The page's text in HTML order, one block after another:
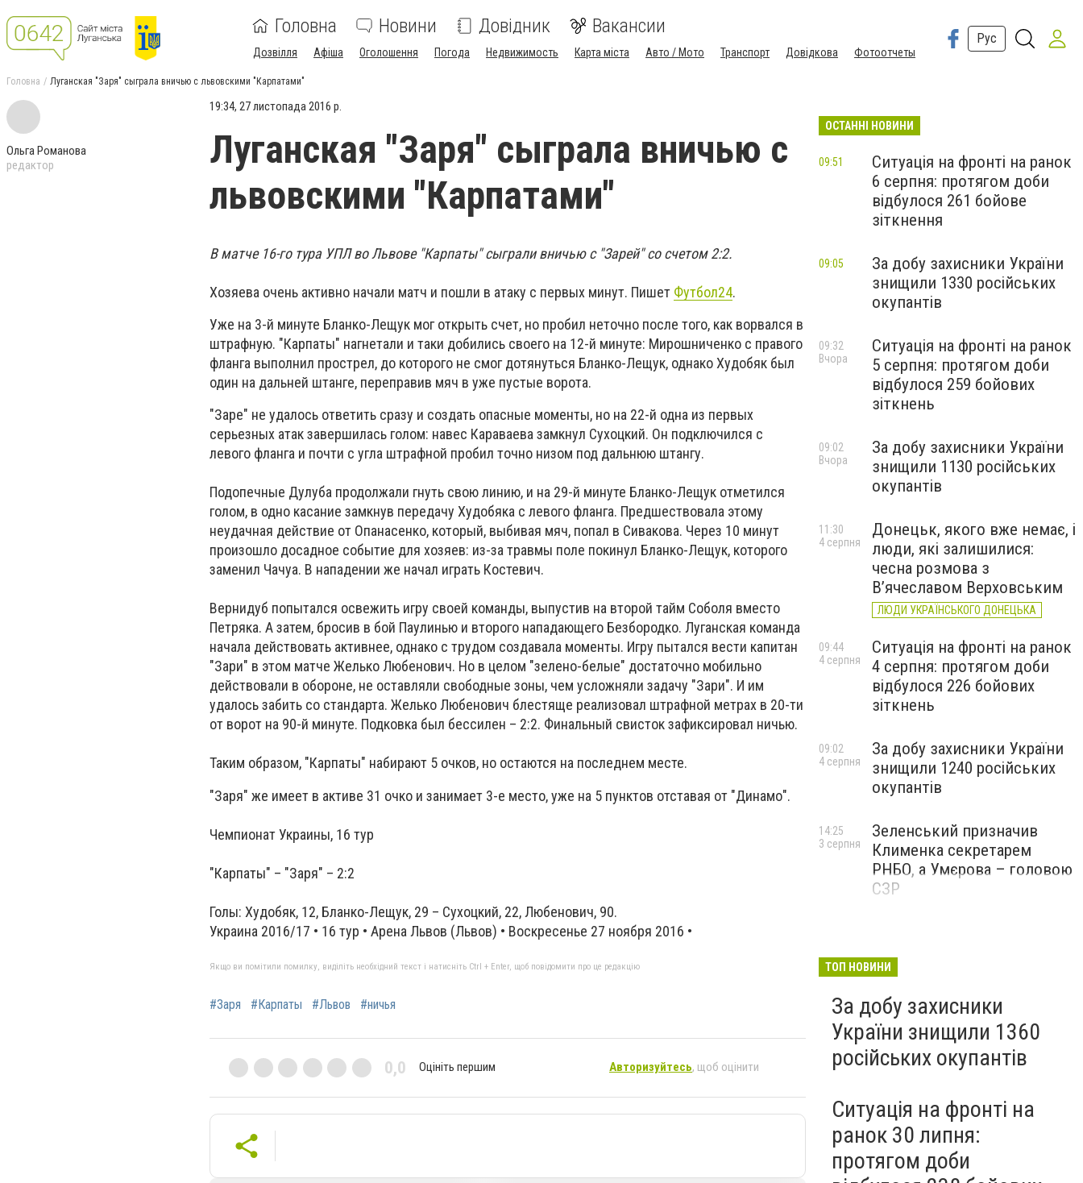
Головна Новини Довідник Вакансии
Дозвілля Афіша Оголошення Погода Недвижимость Карта міста Авто / Мото Транспорт Довідкова Фотоотчеты
Рус
Головна Луганская "Заря" сыграла вничью с львовскими "Карпатами"
Ольга Романова
редактор
19:34, 27 листопада 2016 р.
Луганская "Заря" сыграла вничью с
львовскими "Карпатами"
В матче 16-го тура УПЛ во Львове "Карпаты" сыграли вничью с "Зарей" со счетом 2:2.
Хозяева очень активно начали матч и пошли в атаку с первых минут. Пишет Футбол24.
Уже на 3-й минуте Бланко-Лещук мог открыть счет, но пробил неточно после того, как ворвался в
штрафную. "Карпаты" нагнетали и таки добились своего на 12-й минуте: Мирошниченко с правого
фланга выполнил прострел, до которого не смог дотянуться Бланко-Лещук, однако Худобяк был
один на дальней штанге, переправив мяч в уже пустые ворота.
"Заре" не удалось ответить сразу и создать опасные моменты, но на 22-й одна из первых
серьезных атак завершилась голом: навес Караваева замкнул Сухоцкий. Он подключился с
левого фланга и почти с угла штрафной пробил точно низом под дальнюю штангу.
Подопечные Дулуба продолжали гнуть свою линию, и на 29-й минуте Бланко-Лещук отметился
голом, в одно касание замкнув передачу Худобяка с левого фланга. Предшествовала этому
неудачная действие от Опанасенко, который, выбивая мяч, попал в Сивакова. Через 10 минут
произошло досадное событие для хозяев: из-за травмы поле покинул Бланко-Лещук, которого
заменил Чачуа. В нападении же начал играть Костевич.
Вернидуб попытался освежить игру своей команды, выпустив на второй тайм Соболя вместо
Петряка. А затем, бросив в бой Паулинью и второго нападающего Безбородко. Луганская команда
начала действовать активнее, однако с трудом создавала моменты. Игру пытался вести капитан
"Зари" в этом матче Желько Любенович. Но в целом "зелено-белые" достаточно мобильно
действовали в обороне, не оставляли свободные зоны, чем усложняли задачу "Зари". И им
удалось забить со стандарта. Желько Любенович блестяще реализовал штрафной метрах в 20-ти
от ворот на 90-й минуте. Подковка был бессилен – 2:2. Финальный свисток зафиксировал ничью.
Таким образом, "Карпаты" набирают 5 очков, но остаются на последнем месте.
"Заря" же имеет в активе 31 очко и занимает 3-е место, уже на 5 пунктов отставая от "Динамо".
Чемпионат Украины, 16 тур
"Карпаты" – "Заря" – 2:2
Голы: Худобяк, 12, Бланко-Лещук, 29 – Сухоцкий, 22, Любенович, 90.
Украина 2016/17 • 16 тур • Арена Львов (Львов) • Воскресенье 27 ноября 2016 •
Якщо ви помітили помилку, виділіть необхідний текст і натисніть Ctrl + Enter, щоб повідомити про це редакцію
#Заря #Карпаты #Львов #ничья
0,0 Оцініть першим Авторизуйтесь, щоб оцінити
ОСТАННІ НОВИНИ
Ситуація на фронті на ранок
6 серпня: протягом доби
відбулося 261 бойове
зіткнення
09:51
За добу захисники України
знищили 1330 російських
окупантів
09:05
Ситуація на фронті на ранок
5 серпня: протягом доби
відбулося 259 бойових
зіткнень
09:32
Вчора
За добу захисники України
знищили 1130 російських
окупантів
09:02
Вчора
Донецьк, якого вже немає, і
люди, які залишилися:
чесна розмова з
В’ячеславом Верховським
ЛЮДИ УКРАЇНСЬКОГО ДОНЕЦЬКА
11:30
4 серпня
Ситуація на фронті на ранок
4 серпня: протягом доби
відбулося 226 бойових
зіткнень
09:44
4 серпня
За добу захисники України
знищили 1240 російських
окупантів
09:02
4 серпня
Зеленський призначив
Клименка секретарем
РНБО, а Умєрова – головою
СЗР
14:25
3 серпня
ТОП НОВИНИ
За добу захисники
України знищили 1360
російських окупантів
Ситуація на фронті на
ранок 30 липня:
протягом доби